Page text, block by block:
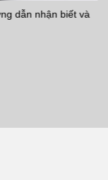
dẫn nhận biết và